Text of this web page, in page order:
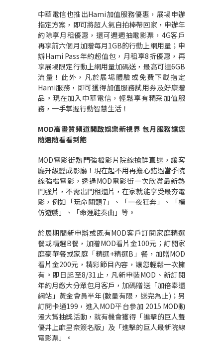
中華電信也推出Hami加值服務優惠，展場申辦
指定方案，即可將超人氣自拍棒帶回家，申辦年
約除享月租優惠，還可週週抽電影票，4G客戶
再享前六個月加贈每月1GB的行動上網用量；申
辦Hami Pass年約超值包，月租享8折優惠，再
享展場限定行動上網用量加碼送，最高可達6GB
流量！此外，凡於展場體驗或免費下載指定
Hami服務，即可獲得加值服務試用券及好康贈
品。現在加入中華電信，輕鬆享有精采加值服
務，一手掌握行動智慧生活！
MOD高畫質頻道開啟娛樂新視界 包月服務讓您
隨選隨看看到飽
MOD電影街熱門強檔影片院線搶鮮直送，讓客
廳升級變成影廳！現在起不用再擔心錯過當季院
線強檔電影，透過MOD電影街一次欣賞最新熱
門強片，不需出門租還片，在家就能享受最夯電
影，例如「玩命關頭7」、「一夜狂奔」、「模
仿遊戲」、「命運鞋奏曲」等。
於展期間新申辦或既有MOD客戶訂閱家庭精選
餐或精選B餐，加贈MOD看片金100元；訂閱家
庭豪華餐或家庭「精選+精選B」餐，加贈MOD
看片金200元，精彩節目內容，讓您輕鬆一次擁
有。即日起至8/31止，凡新申裝MOD、新訂閱
年約月繳大分眾包月客戶，加碼贈送「加倍奉還
網站」黃金會員半年(數量有限，送完為止)；另
訂閱卡通199，進入MOD平台參加 2015 MOD動
漫大賞抽獎活動，就有機會獲得「進擊的巨人聲
優井上麻里奈簽名版」及「進擊的巨人最新院線
電影票」。